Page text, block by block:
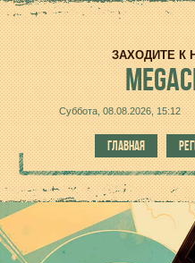
ЗАХОДИТЕ К
Суббота, 08.08.2026, 15:12
ГЛАВНАЯ